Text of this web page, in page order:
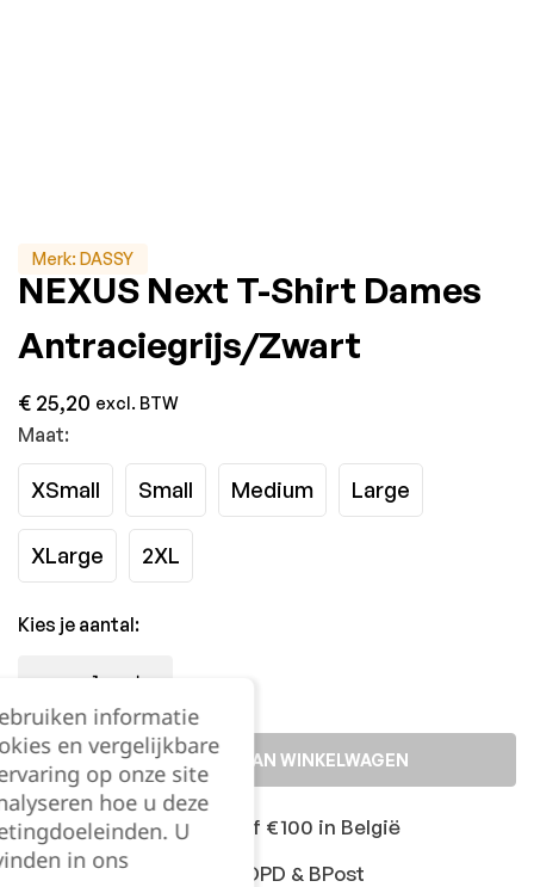
Merk: DASSY
NEXUS Next T-Shirt Dames
Antraciegrijs/Zwart
€ 25,20 excl. BTW
Maat:
XSmall Small Medium Large
XLarge 2XL
Kies je aantal:
TOEVOEGEN AAN WINKELWAGEN
Gratis levering vanaf €100 in België
Snelle levering met DPD & BPost
informatie
en vergelijkbare
op onze site
hoe u deze
U
in ons